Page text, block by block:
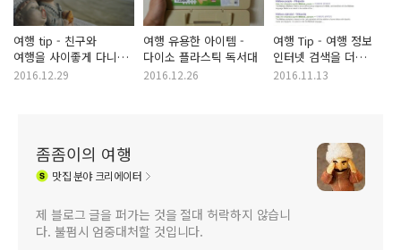
여행 tip - 친구와
여행을 사이좋게 다니는
방법 10가지
2016.12.29
여행 유용한 아이템 -
다이소 플라스틱 독서대
2016.12.26
여행 Tip - 여행 정보
인터넷 검색을 더
빠르고 정확하게 하는
2016.11.13
좀좀이의 여행
맛집분야 크리에이터
제 블로그 글을 퍼가는 것을 절대 허락하지 않습니
다. 불펌시 엄중대처할 것입니다.